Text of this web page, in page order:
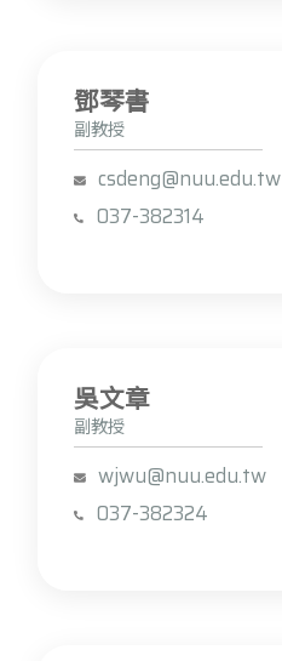
鄧琴書
副教授
csdeng@nuu.edu.tw
037-382314
吳文章
副教授
wjwu@nuu.edu.tw
037-382324